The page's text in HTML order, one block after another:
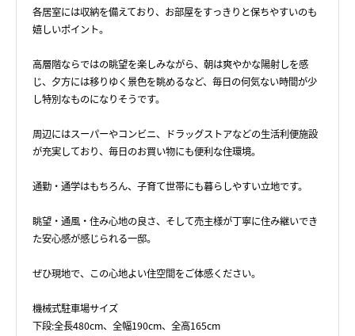
各居室には収納を備えており、お部屋をすっきりと保ちやすいのも
嬉しいポイント。
高層階ならではの眺望を楽しみながら、朝は爽やかな陽射しを感
じ、夕方には移りゆく景色を眺めるなど、毎日の何気ない時間が少
し特別なものになりそうです。
周辺にはスーパーやコンビニ、ドラッグストアなどの生活利便施設
が充実しており、毎日のお買い物にも便利な住環境。
通勤・通学はもちろん、子育て世帯にも暮らしやすい立地です。
眺望・通風・住み心地の良さ、そして売主様が丁寧に住み継いでき
た安心感が感じられる一邸。
ぜひ現地で、この心地よい住空間をご体感ください。
機械式駐車場サイズ
下段:全長480cm、全幅190cm、全高165cm